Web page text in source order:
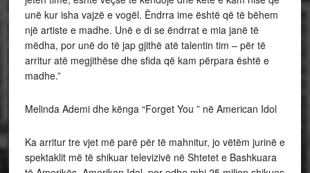
unë kur isha vajzë e vogël. Ëndrra ime është që të bëhem
një artiste e madhe. Unë e di se ëndrrat e mia janë të
mëdha, por unë do të jap gjithë atë talentin tim – për të
arritur atë megjithëse dhe sfida që kam përpara është e
madhe.”
Melinda Ademi dhe kënga “Forget You ” në American Idol
Ka arritur tre vjet më parë për të mahnitur, jo vëtëm jurinë e
spektaklit më të shikuar televizivë në Shtetet e Bashkuara